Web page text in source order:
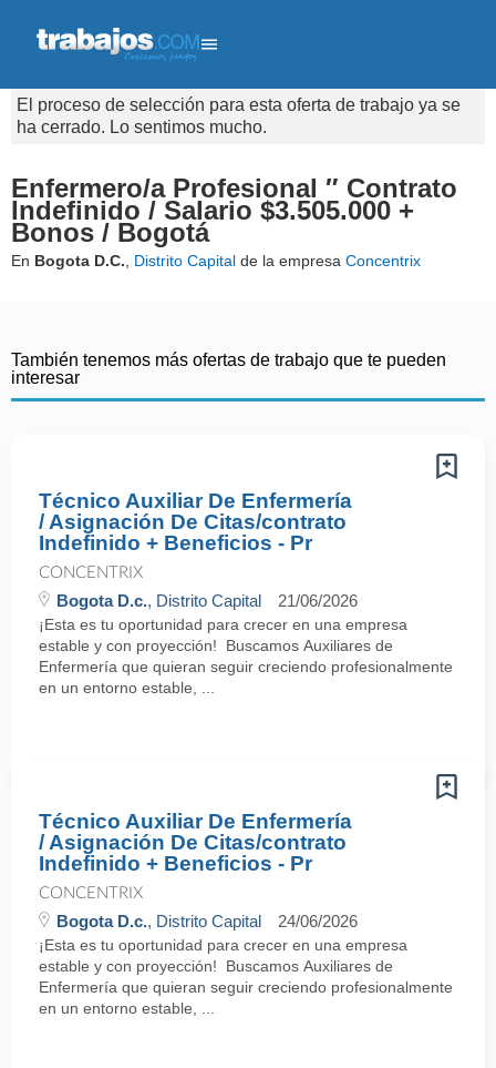
El proceso de selección para esta oferta de trabajo ya se
ha cerrado. Lo sentimos mucho.
Enfermero/a Profesional ″ Contrato
Indefinido / Salario $3.505.000 +
Bonos / Bogotá
En Bogota D.C. Distrito Capital de la empresa Concentrix
También tenemos más ofertas de trabajo que te pueden
interesar
Técnico Auxiliar De Enfermería
/ Asignación De Citas/contrato
Indefinido + Beneficios - Pr
CONCENTRIX
Bogota D.c., Distrito Capital 21/06/2026
¡Esta es tu oportunidad para crecer en una empresa
estable y con proyección! Buscamos Auxiliares de
Enfermería que quieran seguir creciendo profesionalmente
en un entorno estable, ...
Técnico Auxiliar De Enfermería
/ Asignación De Citas/contrato
Indefinido + Beneficios - Pr
CONCENTRIX
Bogota D.c., Distrito Capital 24/06/2026
¡Esta es tu oportunidad para crecer en una empresa
estable y con proyección! Buscamos Auxiliares de
Enfermería que quieran seguir creciendo profesionalmente
en un entorno estable, ...